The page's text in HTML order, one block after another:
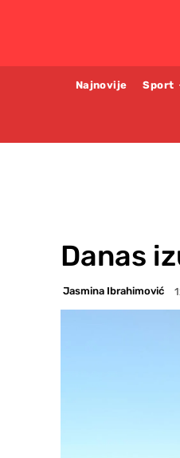
Najnovije Sport
Danas
Jasmina Ibrahimović